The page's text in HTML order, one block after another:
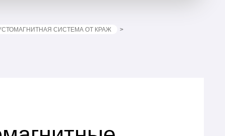
СИСТЕМА ОТ КРАЖ